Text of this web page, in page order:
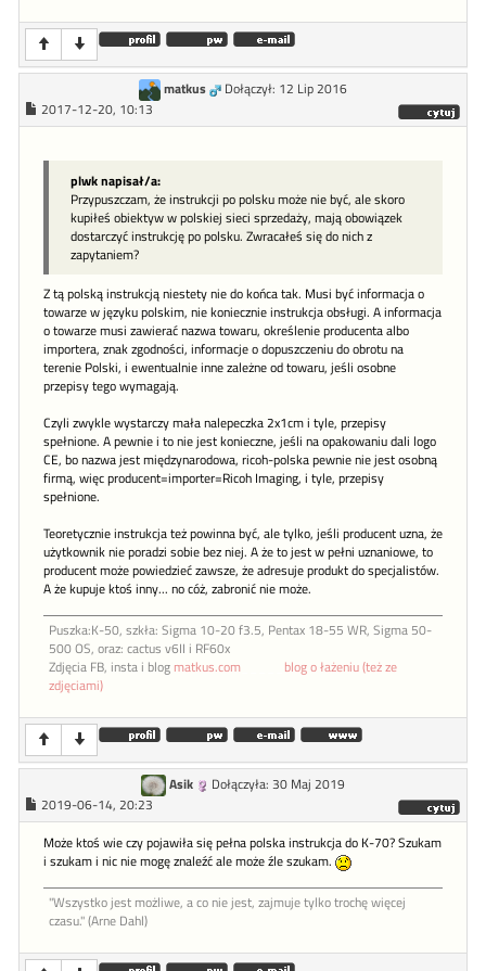
matkus
Dołączył: 12 Lip 2016
2017-12-20, 10:13
plwk napisał/a:
Przypuszczam, że instrukcji po polsku może nie być, ale skoro
kupiłeś obiektyw w polskiej sieci sprzedaży, mają obowiązek
dostarczyć instrukcję po polsku. Zwracałeś się do nich z
zapytaniem?
Z tą polską instrukcją niestety nie do końca tak. Musi być informacja o
towarze w języku polskim, nie koniecznie instrukcja obsługi. A informacja
o towarze musi zawierać nazwa towaru, określenie producenta albo
importera, znak zgodności, informacje o dopuszczeniu do obrotu na
terenie Polski, i ewentualnie inne zależne od towaru, jeśli osobne
przepisy tego wymagają.
Czyli zwykle wystarczy mała nalepeczka 2x1cm i tyle, przepisy
spełnione. A pewnie i to nie jest konieczne, jeśli na opakowaniu dali logo
CE, bo nazwa jest międzynarodowa, ricoh-polska pewnie nie jest osobną
firmą, więc producent=importer=Ricoh Imaging, i tyle, przepisy
spełnione.
Teoretycznie instrukcja też powinna być, ale tylko, jeśli producent uzna, że
użytkownik nie poradzi sobie bez niej. A że to jest w pełni uznaniowe, to
producent może powiedzieć zawsze, że adresuje produkt do specjalistów.
A że kupuje ktoś inny... no cóż, zabronić nie może.
Puszka:K-50, szkła: Sigma 10-20 f3.5, Pentax 18-55 WR, Sigma 50-
500 OS, oraz: cactus v6II i RF60x
Zdjęcia FB, insta i blog matkus.com
blog o łażeniu (też ze
zdjęciami)
Asik
Dołączyła: 30 Maj 2019
2019-06-14, 20:23
Może ktoś wie czy pojawiła się pełna polska instrukcja do K-70? Szukam
i szukam i nic nie mogę znaleźć ale może źle szukam.
"Wszystko jest możliwe, a co nie jest, zajmuje tylko trochę więcej
czasu." (Arne Dahl)